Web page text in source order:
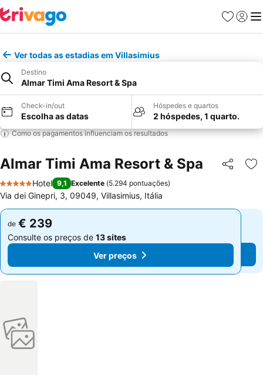
Favoritos
Iniciar
Ver todas as estadias em Villasimius
Destino
Almar Timi Ama Resort & Spa
Check-in/out
Escolha as datas
Hóspedes e quartos
2 hóspedes, 1 quarto.
Como os pagamentos influenciam os resultados
Almar Timi Ama Resort & Spa Partilhar
5 Estrelas
Hotel 9,1 Excelente (5.294 pontuações)
Via dei Ginepri, 3, 09049, Villasimius, Itália
de € 239
Consulte os preços de 13 sites
Ver preços
de € 239
Consulte os preços de 13 sites
Ver preços